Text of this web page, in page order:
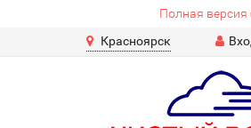
Полная версия
Красноярск